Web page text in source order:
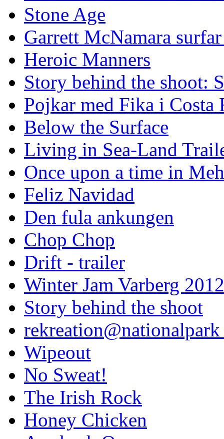
Stone Age
Garrett McNamara
Heroic Manners
Story behind the shoot:
Pojkar med Fika i Costa
Below the Surface
Living in Sea-Land
Once upon a time in
Feliz Navidad
Den fula ankungen
Chop Chop
Drift - trailer
Winter Jam Varberg 2012
Story behind the shoot
rekreation@nationalpark
Wipeout
No Sweat!
The Irish Rock
Honey Chicken